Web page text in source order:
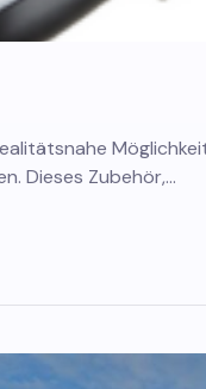
Dieses Zubehör,…